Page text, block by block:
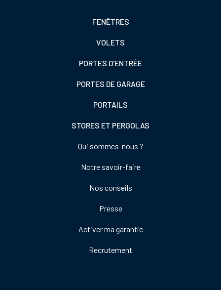
FENÊTRES
VOLETS
PORTES D'ENTRÉE
PORTES DE GARAGE
PORTAILS
STORES ET PERGOLAS
Qui sommes-nous ?
Notre savoir-faire
Nos conseils
Presse
Activer ma garantie
Recrutement